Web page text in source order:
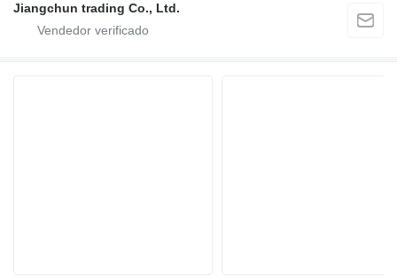
Jiangchun trading Co., Ltd.